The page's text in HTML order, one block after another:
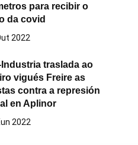
para recibir o
da covid
2022
Industria traslada ao
vigués Freire as
contra a represión
en Aplinor
2022